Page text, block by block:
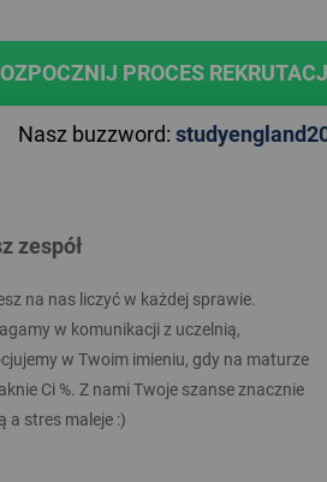
PROCES
Nasz buzzword:
zespół
na nas liczyć w każdej sprawie.
w komunikacji z uczelnią,
w Twoim imieniu, gdy na maturze
Ci %. Z nami Twoje szanse znacznie
a stres maleje :)